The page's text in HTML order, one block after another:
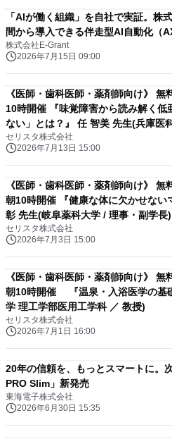
「AIが働く組織」を自社で実証。株
間から導入できる伴走型AI自動化（
株式会社E-Grant
2026年7月15日 09:00
《医師・歯科医師・薬剤師向け》
10時開催 『味覚障害から読み解く
ない」とは？』 任 智美 先生(兵庫医
准教授)
セリスタ株式会社
2026年7月13日 15:00
《医師・歯科医師・薬剤師向け》
朝10時開催 『健康な体に欠かせない
彰 先生(岐阜薬科大学 / 理事・副学長)
セリスタ株式会社
2026年7月3日 15:00
《医師・歯科医師・薬剤師向け》
朝10時開催 『温泉・入浴医学の基
学 理工学部医用工学科 ／ 教授)
セリスタ株式会社
2026年7月1日 16:00
20年の信頼を、もっとスマートに。
PRO Slim」新発売
東海電子株式会社
2026年6月30日 15:35